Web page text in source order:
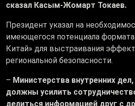
сказал Касым-Жомарт Токаев.
Президент указал на
имеющегося потенциала
Китай» для выстраивания
региональной безопасности.
– Министерства внутренних
должны усилить
делиться информацией друг с